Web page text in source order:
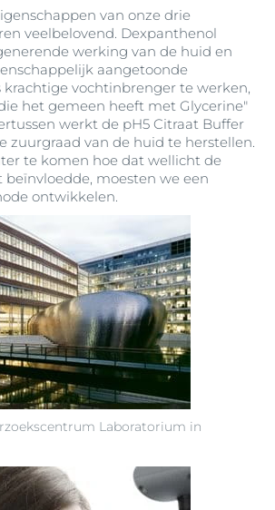
Laboratorium in
van onze drie
veelbelovend. Dexpanthenol
werking van de huid en
aangetoonde
krachtige vochtinbrenger te werken,
het gemeen heeft met Glycerine"
werkt de pH5 Citraat Buffer
zuurgraad van de huid te herstellen.
te komen hoe dat wellicht de
moesten we een
ontwikkelen.